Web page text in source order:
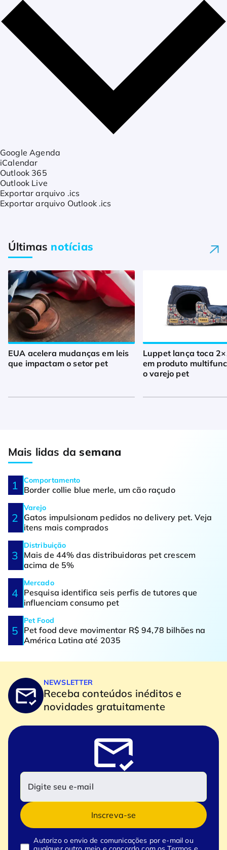
Google Agenda
iCalendar
Outlook 365
Outlook Live
Exportar arquivo .ics
Exportar arquivo Outlook .ics
Últimas notícias
EUA acelera mudanças em leis
que impactam o setor pet
Luppet lança toca
em produto
o varejo pet
Mais lidas dasemana
Comportamento
Border collie blue merle, um cão raçudo
Varejo
Gatos impulsionam pedidos no delivery pet. Veja
itens mais comprados
Distribuição
Mais de 44% das distribuidoras pet crescem
acima de 5%
Mercado
Pesquisa identifica seis perfis de tutores que
influenciam consumo pet
Pet Food
Pet food deve movimentar R$ 94,78 bilhões na
América Latina até 2035
NEWSLETTER
Receba conteúdos inéditos e
novidades gratuitamente
Inscreva-se
Autorizo o envio de comunicações por e-mail ou